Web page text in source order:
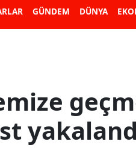
GÜNDEM DÜNYA